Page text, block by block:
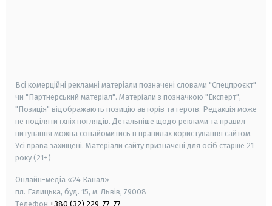
Всі комерційні рекламні матеріали позначені словами "Спецпроєкт"
чи "Партнерський матеріал". Матеріали з позначкою "Експерт",
"Позиція" відображають позицію авторів та героїв. Редакція може
не поділяти їхніх поглядів. Детальніше щодо реклами та правил
цитування можна ознайомитись в правилах користування сайтом.
Усі права захищені. Матеріали сайту призначені для осіб старше 21
року (21+)
Онлайн-медіа «24 Канал»
пл. Галицька, буд. 15, м. Львів, 79008
Телефон +380 (32) 229-77-77